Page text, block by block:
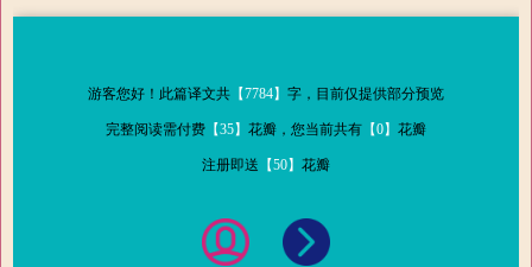
游客您好！此篇译文共 【7784】 字，目前仅提供部分预览
完整阅读需付费 【35】 花瓣，您当前共有 【0】 花瓣
注册即送 【50】 花瓣